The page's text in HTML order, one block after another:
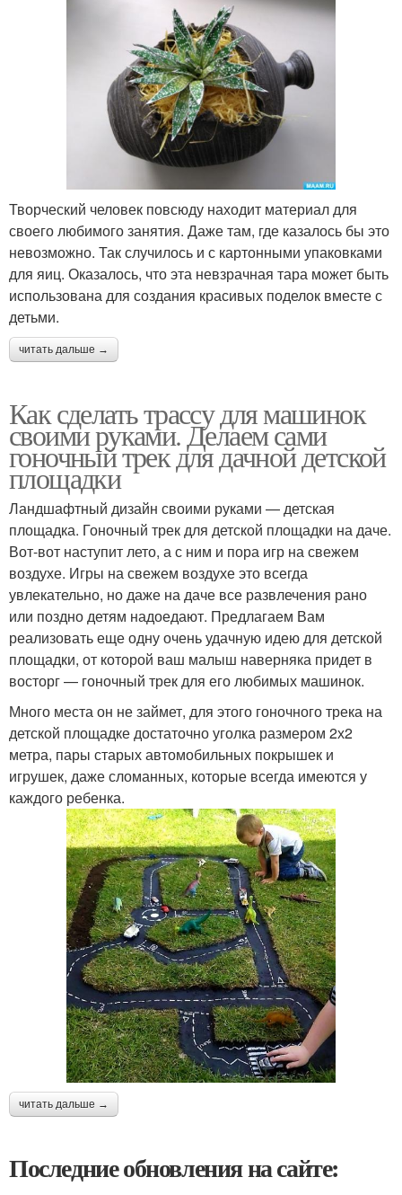
Творческий человек повсюду находит материал для
своего любимого занятия. Даже там, где казалось бы это
невозможно. Так случилось и с картонными упаковками
для яиц. Оказалось, что эта невзрачная тара может быть
использована для создания красивых поделок вместе с
детьми.
читать дальше →
Как сделать трассу для машинок
своими руками. Делаем сами
гоночный трек для дачной детской
площадки
Ландшафтный дизайн своими руками — детская
площадка. Гоночный трек для детской площадки на даче.
Вот-вот наступит лето, а с ним и пора игр на свежем
воздухе. Игры на свежем воздухе это всегда
увлекательно, но даже на даче все развлечения рано
или поздно детям надоедают. Предлагаем Вам
реализовать еще одну очень удачную идею для детской
площадки, от которой ваш малыш наверняка придет в
восторг — гоночный трек для его любимых машинок.
Много места он не займет, для этого гоночного трека на
детской площадке достаточно уголка размером 2х2
метра, пары старых автомобильных покрышек и
игрушек, даже сломанных, которые всегда имеются у
каждого ребенка.
читать дальше →
Последние обновления на сайте: